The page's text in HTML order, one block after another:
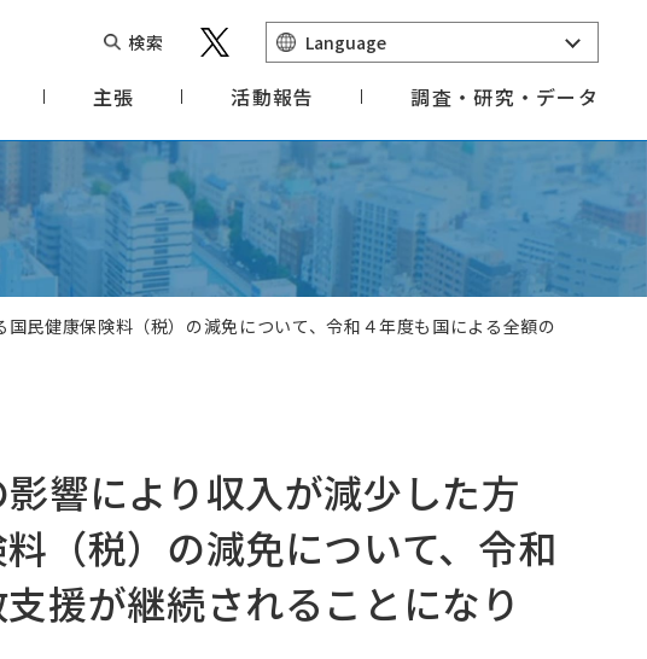
主張 活動報告 調査・研究・データ
検索 Language
民健康保険料（税）の減免について、令和４年度も国による全額の
響により収入が減少した方
（税）の減免について、令和
援が継続されることになり